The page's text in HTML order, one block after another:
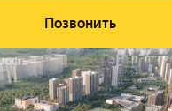
Позвонить